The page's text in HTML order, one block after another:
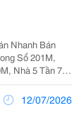
Bán
Sổ 201M,
Nhà 5 Tần 7
Hồ Thủy Lực,
Giá Cũ 24T
12/07/2026